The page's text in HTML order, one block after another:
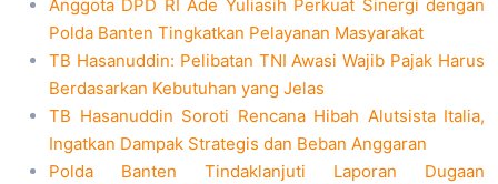
Anggota DPD RI Ade Yuliasih Perkuat Sinergi dengan
Polda Banten Tingkatkan Pelayanan Masyarakat
TB Hasanuddin: Pelibatan TNI Awasi Wajib Pajak Harus
Berdasarkan Kebutuhan yang Jelas
TB Hasanuddin Soroti Rencana Hibah Alutsista Italia,
Ingatkan Dampak Strategis dan Beban Anggaran
Polda Banten Tindaklanjuti Laporan Dugaan